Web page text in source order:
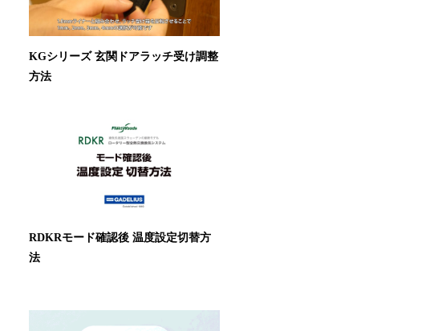
KGシリーズ 玄関ドアラッチ受け調整
方法
RDKRモード確認後 温度設定切替方
法